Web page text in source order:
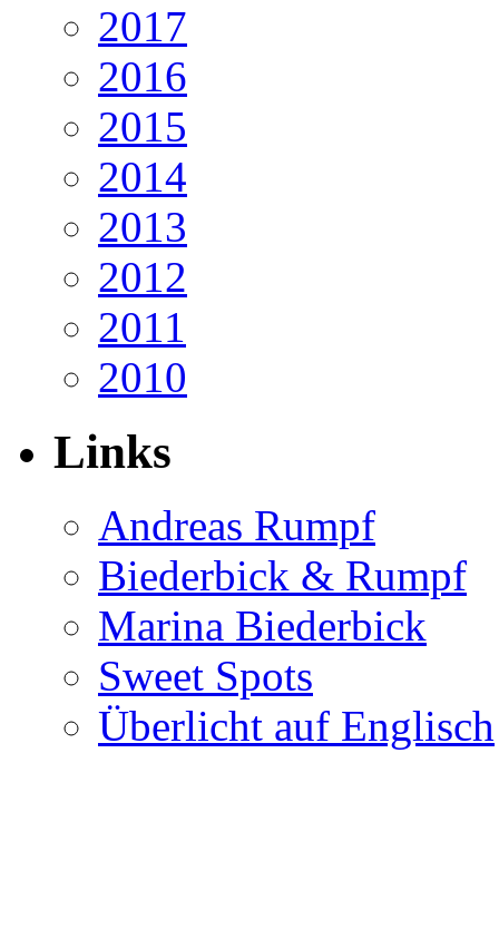
2017
2016
2015
2014
2013
2012
2011
2010
Links
Andreas Rumpf
Biederbick & Rumpf
Marina Biederbick
Sweet Spots
Überlicht auf Englisch